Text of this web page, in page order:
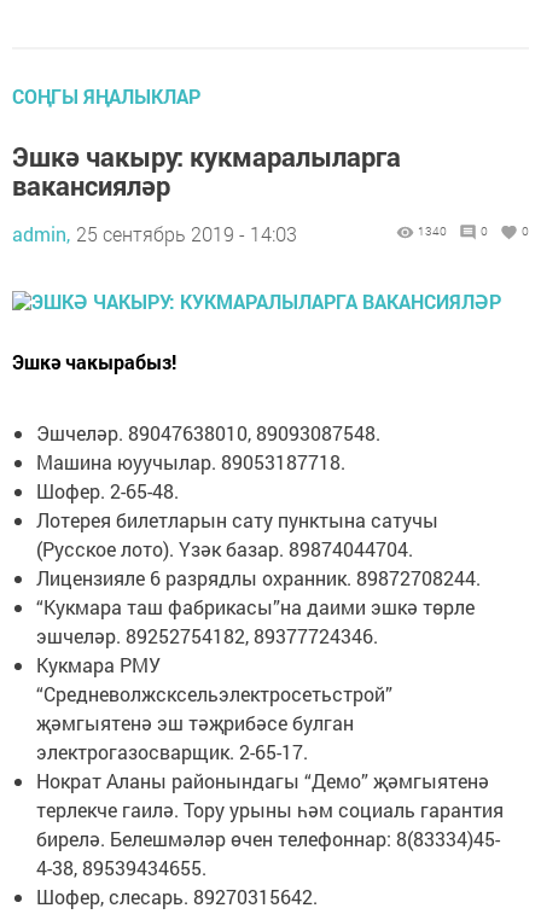
СОҢГЫ ЯҢАЛЫКЛАР
Эшкә чакыру: кукмаралыларга
вакансияләр
admin, 25 сентябрь 2019 - 14:03 1340 0 0
Эшкә чакырабыз!
Эшчеләр. 89047638010, 89093087548.
Машина юуучылар. 89053187718.
Шофер. 2-65-48.
Лотерея билетларын сату пунктына сатучы
(Русское лото). Үзәк базар. 89874044704.
Лицензияле 6 разрядлы охранник. 89872708244.
“Кукмара таш фабрикасы”на даими эшкә төрле
эшчеләр. 89252754182, 89377724346.
Кукмара РМУ
“Средневолжсксельэлектросетьстрой”
җәмгыятенә эш тәҗрибәсе булган
электрогазосварщик. 2-65-17.
Нократ Аланы районындагы “Демо” җәмгыятенә
терлекче гаилә. Тору урыны һәм социаль гарантия
бирелә. Белешмәләр өчен телефоннар: 8(83334)45-
4-38, 89539434655.
Шофер, слесарь. 89270315642.